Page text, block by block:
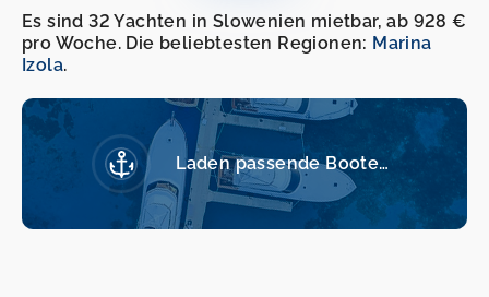
Es sind 32 Yachten in Slowenien mietbar, ab 928 €
pro Woche. Die beliebtesten Regionen: Marina
Izola.
Laden passende Boote…